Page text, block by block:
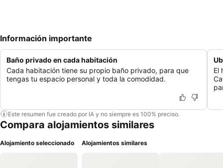
Información importante
Baño privado en cada habitación
Cada habitación tiene su propio baño privado, para que
tengas tu espacio personal y toda la comodidad.
El
Este resumen fue creado por IA y no siempre es 100% preciso.
Compara alojamientos similares
Alojamiento seleccionado Alojamientos similares